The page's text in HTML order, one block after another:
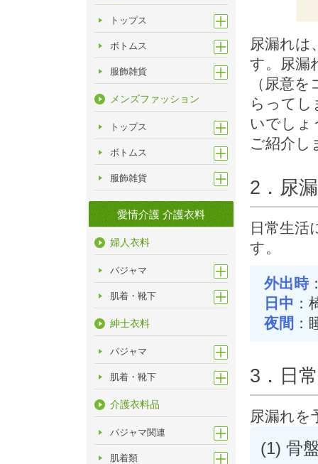
トップス
ボトムス
服飾雑貨
メンズファッション
トップス
ボトムス
服飾雑貨
愛情介護 介護衣料
婦人衣料
パジャマ
肌着・靴下
紳士衣料
パジャマ
肌着・靴下
介護衣料品
パジャマ関連
肌着類
尿漏れは
す。尿漏
（尿意
らってし
いでしょ
ご紹介し
2．尿
日常生活
す。
外出時
日中
夜間
3．日
尿漏れを
(1) 骨